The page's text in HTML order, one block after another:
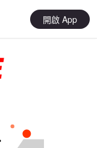
開啟 App